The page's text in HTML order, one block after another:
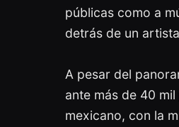
públicas como a
detrás de un
A pesar del
ante más de 40
mexicano, con la